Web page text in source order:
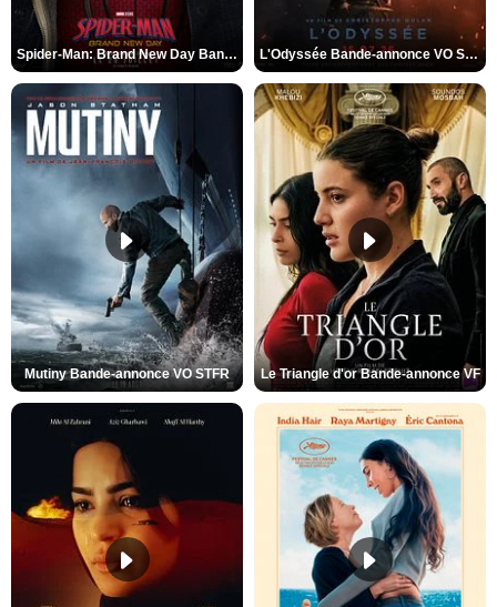
Spider-Man: Brand New Day Bande-annonce VO STFR L'Odyssée Bande-annonce VO STFR
Mutiny Bande-annonce VO STFR Le Triangle d'or Bande-annonce VF